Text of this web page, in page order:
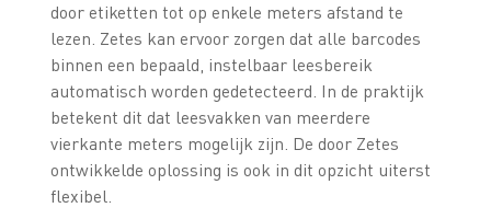
door etiketten tot op enkele meters afstand te
lezen. Zetes kan ervoor zorgen dat alle barcodes
binnen een bepaald, instelbaar leesbereik
automatisch worden gedetecteerd. In de praktijk
betekent dit dat leesvakken van meerdere
vierkante meters mogelijk zijn. De door Zetes
ontwikkelde oplossing is ook in dit opzicht uiterst
flexibel.